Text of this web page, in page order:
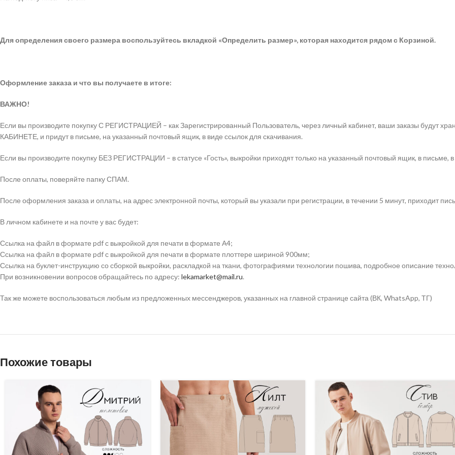
Для определения своего размера воспользуйтесь вкладкой «Определить размер», которая находится рядом с Корзиной.
Оформление заказа и что вы получаете в итоге:
ВАЖНО!
Если вы производите покупку С РЕГИСТРАЦИЕЙ – как Зарегистрированный Пользователь, через личный кабинет, ваши заказы будут
КАБИНЕТЕ, и придут в письме, на указанный почтовый ящик, в виде ссылок для скачивания.
Если вы производите покупку БЕЗ РЕГИСТРАЦИИ – в статусе «Гость», выкройки приходят только на указанный почтовый ящик, в письме,
После оплаты, поверяйте папку СПАМ.
После оформления заказа и оплаты, на адрес электронной почты, который вы указали при регистрации, в течении 5 минут, приходит
В личном кабинете и на почте у вас будет:
Ссылка на файл в формате pdf с выкройкой для печати в формате А4;
Ссылка на файл в формате pdf с выкройкой для печати в формате плоттере шириной 900мм;
Ссылка на буклет-инструкцию со сборкой выкройки, раскладкой на ткани, фотографиями технологии пошива, подробное описание
При возникновении вопросов обращайтесь по адресу: lekamarket@mail.ru.
Так же можете воспользоваться любым из предложенных мессенджеров, указанных на главной странице сайта (ВК, WhatsApp, ТГ)
Похожие товары